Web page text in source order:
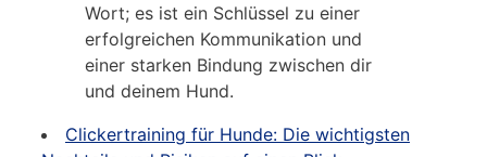
Wort; es ist ein Schlüssel zu einer
erfolgreichen Kommunikation und
einer starken Bindung zwischen dir
und deinem Hund.
Clickertraining für Hunde: Die wichtigsten